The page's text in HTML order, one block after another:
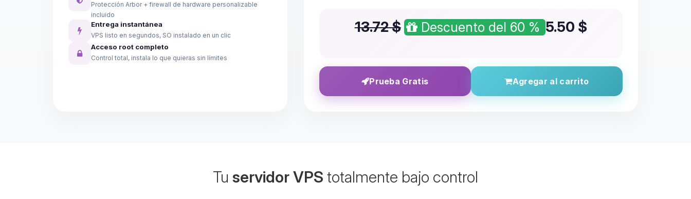
Protección Arbor + firewall de hardware personalizable
incluido
Entrega instantánea
VPS listo en segundos, SO instalado en un clic
Acceso root completo
Control total, instala lo que quieras sin límites
13.72 $ Descuento del 60 % 5.50 $
Prueba Gratis Agregar al carrito
Tu servidor VPS totalmente bajo control